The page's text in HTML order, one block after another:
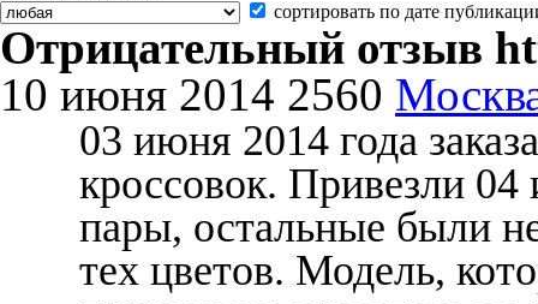
сортировать по дате
Отрицательный отзыв
10 июня 2014 2560
03 июня 2014 года
кроссовок. Привезли
пары, остальные были
тех цветов. Модель,